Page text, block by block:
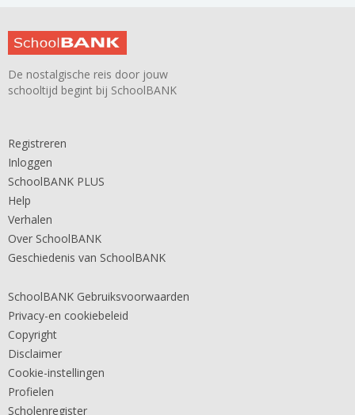
De nostalgische reis door jouw
schooltijd begint bij SchoolBANK
Registreren
Inloggen
SchoolBANK PLUS
Help
Verhalen
Over SchoolBANK
Geschiedenis van SchoolBANK
SchoolBANK Gebruiksvoorwaarden
Privacy-en cookiebeleid
Copyright
Disclaimer
Cookie-instellingen
Profielen
Scholenregister